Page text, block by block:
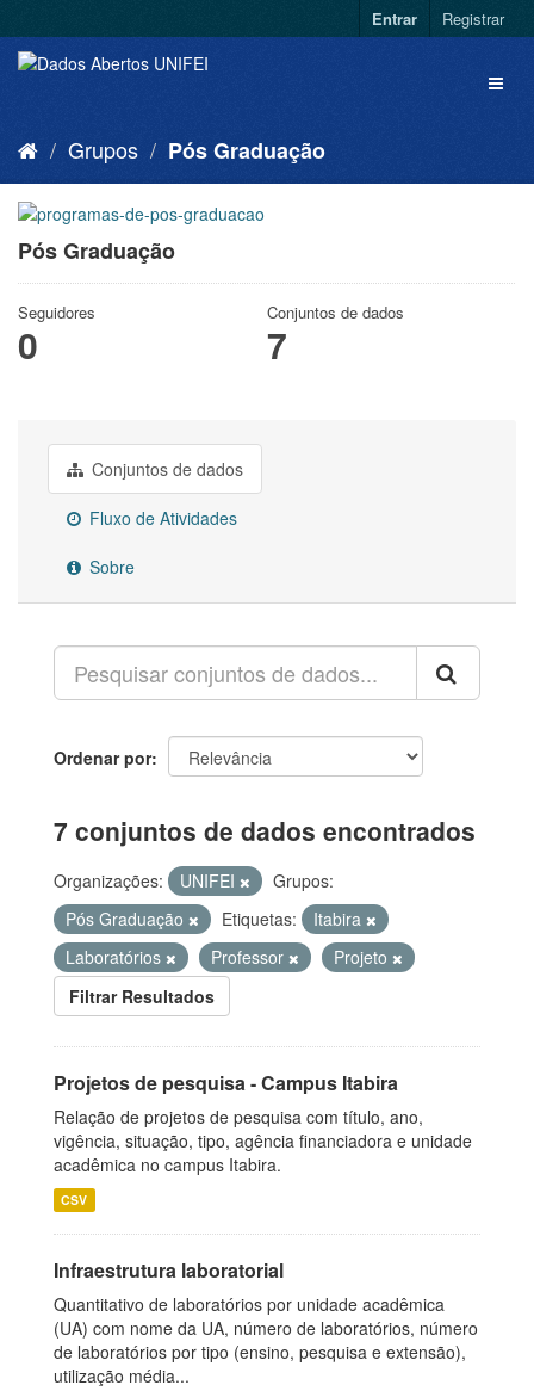
Entrar Registrar
Grupos Pós Graduação
Pós Graduação
Seguidores
0
Conjuntos de dados
7
Conjuntos de dados
Fluxo de Atividades
Sobre
Ordenar por
7 conjuntos de dados encontrados
Organizações: UNIFEI
Grupos:
Pós Graduação
Etiquetas:
Itabira
Laboratórios
Professor
Projeto
Filtrar Resultados
Projetos de pesquisa - Campus Itabira
Relação de projetos de pesquisa com título, ano,
vigência, situação, tipo, agência financiadora e unidade
acadêmica no campus Itabira.
CSV
Infraestrutura laboratorial
Quantitativo de laboratórios por unidade acadêmica
(UA) com nome da UA, número de laboratórios, número
de laboratórios por tipo (ensino, pesquisa e extensão),
utilização média...